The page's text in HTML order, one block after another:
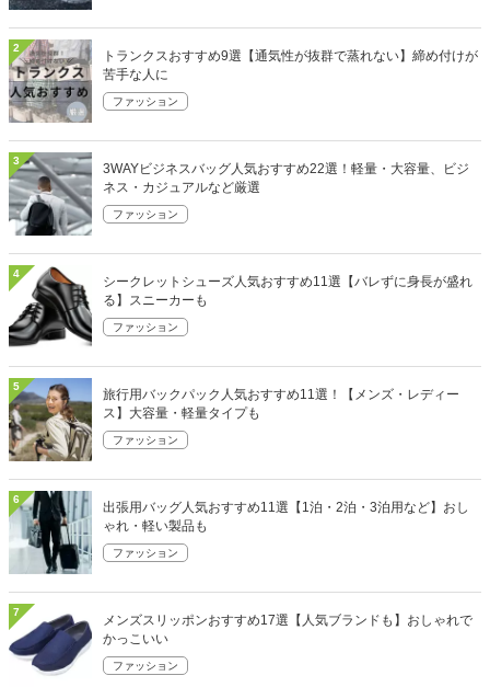
2
トランクスおすすめ9選【通気性が抜群で蒸れない】締め付けが
苦手な人に
ファッション
3
3WAYビジネスバッグ人気おすすめ22選！軽量・大容量、ビジ
ネス・カジュアルなど厳選
ファッション
4
シークレットシューズ人気おすすめ11選【バレずに身長が盛れ
る】スニーカーも
ファッション
5
旅行用バックパック人気おすすめ11選！【メンズ・レディー
ス】大容量・軽量タイプも
ファッション
6
出張用バッグ人気おすすめ11選【1泊・2泊・3泊用など】おし
ゃれ・軽い製品も
ファッション
7
メンズスリッポンおすすめ17選【人気ブランドも】おしゃれで
かっこいい
ファッション